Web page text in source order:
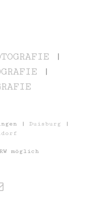
|
|
| Duisburg |
möglich